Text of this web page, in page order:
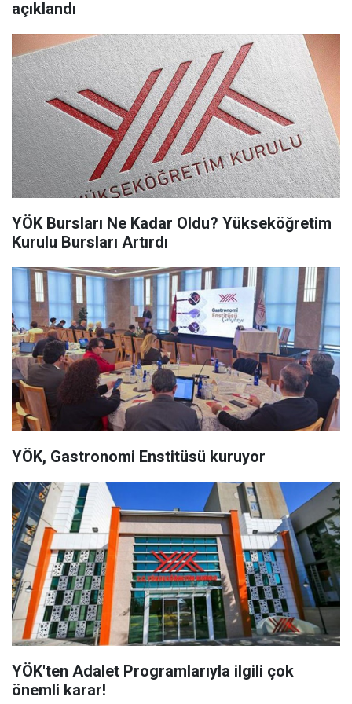
açıklandı
YÖK Bursları Ne Kadar Oldu? Yükseköğretim
Kurulu Bursları Artırdı
YÖK, Gastronomi Enstitüsü kuruyor
YÖK'ten Adalet Programlarıyla ilgili çok
önemli karar!